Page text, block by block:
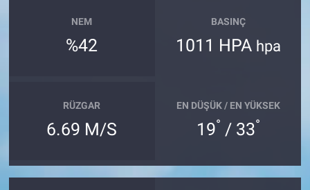
NEM
%42
BASINÇ
1011 HPA hpa
RÜZGAR
6.69 M/S
EN DÜŞÜK / EN YÜKSEK
19° / 33°